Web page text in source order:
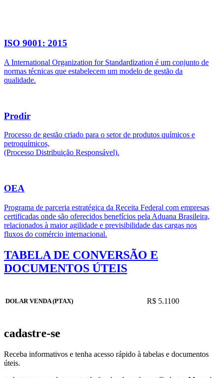
ISO 9001: 2015
A International Organization for Standardization é um conjunto de
normas técnicas que estabelecem um modelo de gestão da
qualidade.
Prodir
Processo de gestão criado para o setor de produtos químicos e
petroquímicos,
(Processo Distribuição Responsável).
OEA
Programa de parceria estratégica da Receita Federal com empresas
certificadas onde são oferecidos benefícios pela Aduana Brasileira,
relacionados à maior agilidade e previsibilidade das cargas nos
fluxos do comércio internacional.
TABELA DE CONVERSÃO E
DOCUMENTOS ÚTEIS
DOLAR VENDA (PTAX) R$ 5.1100
cadastre-se
Receba informativos e tenha acesso rápido à tabelas e documentos
úteis.